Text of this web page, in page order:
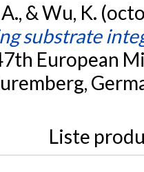
& Wu, K.
substrate
European
Liste